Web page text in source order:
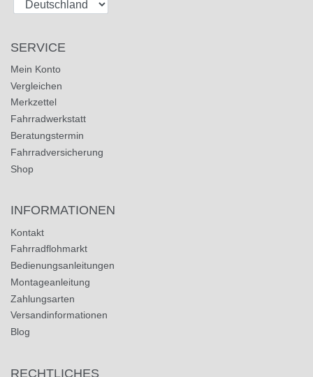
SERVICE
Mein Konto
Vergleichen
Merkzettel
Fahrradwerkstatt
Beratungstermin
Fahrradversicherung
Shop
INFORMATIONEN
Kontakt
Fahrradflohmarkt
Bedienungsanleitungen
Montageanleitung
Zahlungsarten
Versandinformationen
Blog
RECHTLICHES